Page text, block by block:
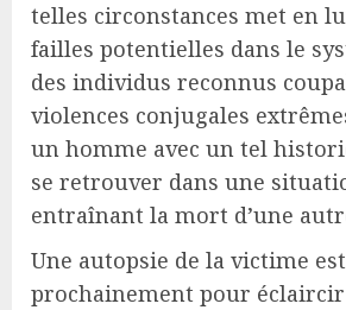
telles circonstances met en
failles potentielles dans le
des individus reconnus
violences conjugales
un homme avec un tel
se retrouver dans une
entraînant la mort d’une
Une autopsie de la victime
prochainement pour